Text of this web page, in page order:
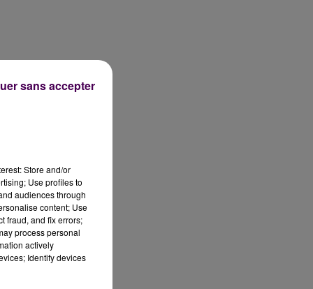
-
Store and/or
Use profiles to
audiences through
content; Use
fraud, and fix errors;
process personal
actively
Identify devices
sans accepter